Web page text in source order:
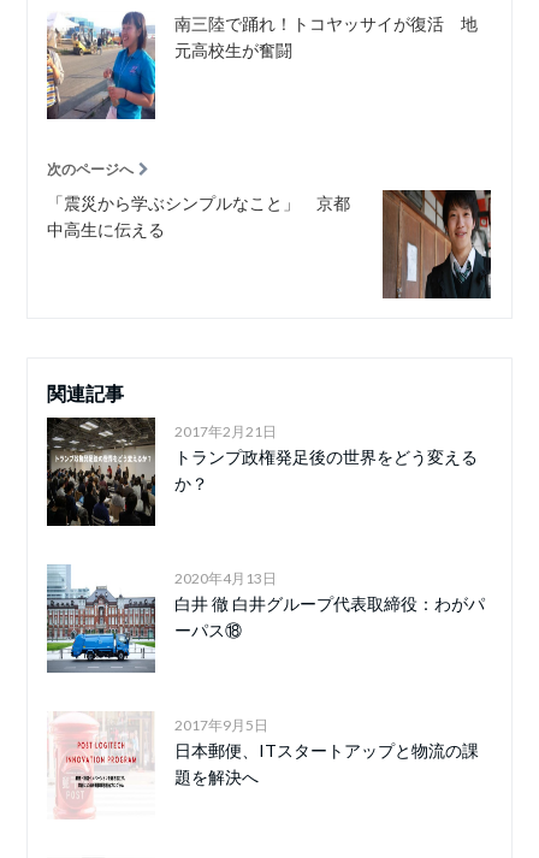
南三陸で踊れ！トコヤッサイが復活 地
元高校生が奮闘
次のページへ
「震災から学ぶシンプルなこと」 京都
中高生に伝える
関連記事
2017年2月21日
トランプ政権発足後の世界をどう変える
か？
2020年4月13日
白井 徹 白井グループ代表取締役：わがパ
ーパス⑱
2017年9月5日
日本郵便、ITスタートアップと物流の課
題を解決へ